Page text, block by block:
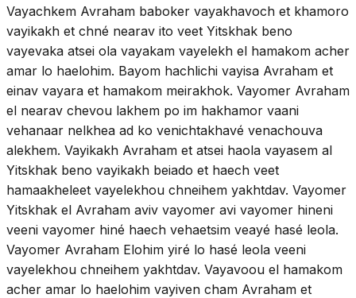
Vayachkem Avraham baboker vayakhavoch et khamoro
vayikakh et chné nearav ito veet Yitskhak beno
vayevaka atsei ola vayakam vayelekh el hamakom acher
amar lo haelohim. Bayom hachlichi vayisa Avraham et
einav vayara et hamakom meirakhok. Vayomer Avraham
el nearav chevou lakhem po im hakhamor vaani
vehanaar nelkhea ad ko venichtakhavé venachouva
alekhem. Vayikakh Avraham et atsei haola vayasem al
Yitskhak beno vayikakh beiado et haech veet
hamaakheleet vayelekhou chneihem yakhtdav. Vayomer
Yitskhak el Avraham aviv vayomer avi vayomer hineni
veeni vayomer hiné haech vehaetsim veayé hasé leola.
Vayomer Avraham Elohim yiré lo hasé leola veeni
vayelekhou chneihem yakhtdav. Vayavoou el hamakom
acher amar lo haelohim vayiven cham Avraham et